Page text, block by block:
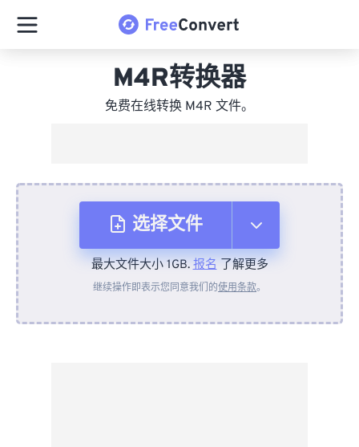
M4R转换器
免费在线转换 M4R 文件。
选择文件
从设备
最大文件大小 1GB.报名了解更多
继续操作即表示您同意我们的使用条款。